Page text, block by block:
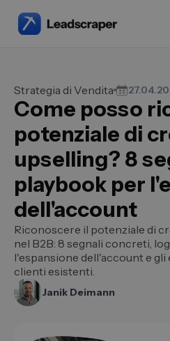
Strategia di Vendita
Come posso
potenziale di
upselling? 8
playbook per
dell'account
Riconoscere il potenziale di
nel B2B: 8 segnali concreti,
l'espansione dell'account e
clienti esistenti.
Janik Deimann